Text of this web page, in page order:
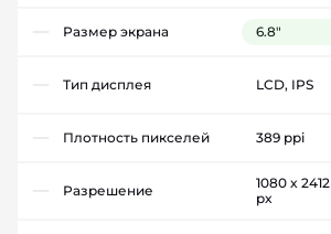
Размер экрана 6.8"
Тип дисплея LCD, IPS
Плотность пикселей 389 ppi
Разрешение
1080 x 2412
px